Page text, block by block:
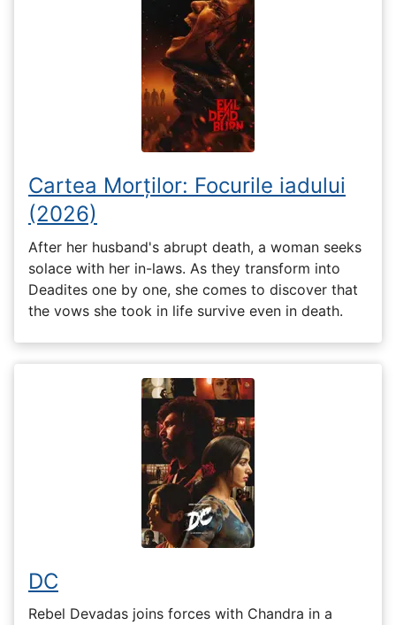
Cartea Morților: Focurile iadului
(2026)
After her husband's abrupt death, a woman seeks
solace with her in-laws. As they transform into
Deadites one by one, she comes to discover that
the vows she took in life survive even in death.
DC
Rebel Devadas joins forces with Chandra in a